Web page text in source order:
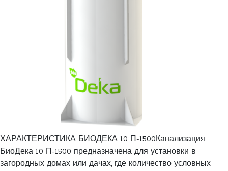
ХАРАКТЕРИСТИКА БИОДЕКА 10 П-1500Канализация
БиоДека 10 П-1500 предназначена для установки в
загородных домах или дачах, где количество условных